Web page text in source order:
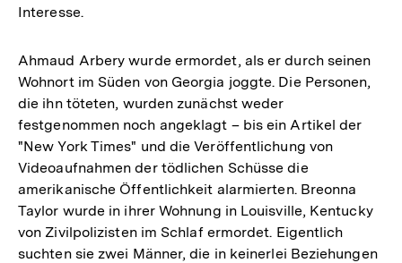
Interesse.
Ahmaud Arbery wurde ermordet, als er durch seinen
Wohnort im Süden von Georgia joggte. Die Personen,
die ihn töteten, wurden zunächst weder
festgenommen noch angeklagt – bis ein Artikel der
"New York Times" und die Veröffentlichung von
Videoaufnahmen der tödlichen Schüsse die
amerikanische Öffentlichkeit alarmierten. Breonna
Taylor wurde in ihrer Wohnung in Louisville, Kentucky
von Zivilpolizisten im Schlaf ermordet. Eigentlich
suchten sie zwei Männer, die in keinerlei Beziehungen